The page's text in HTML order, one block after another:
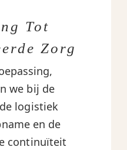
Tot
Zorg
we bij de
logistiek
en de
continuïteit